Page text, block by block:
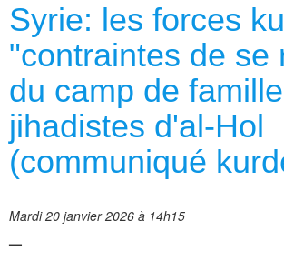
Syrie: les forces
"contraintes de se
du camp de
jihadistes d'al-Hol
(communiqué
Mardi 20 janvier 2026 à 14h15
—